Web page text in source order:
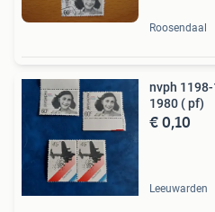
Roosendaal
nvph
1980 ( pf)
€ 0,10
Leeuwarden